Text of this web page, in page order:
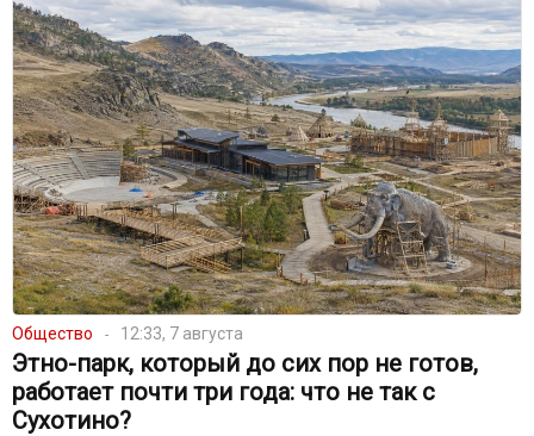
Общество 12:33, 7 августа
Этно-парк, который до сих пор не готов,
работает почти три года: что не так с
Сухотино?